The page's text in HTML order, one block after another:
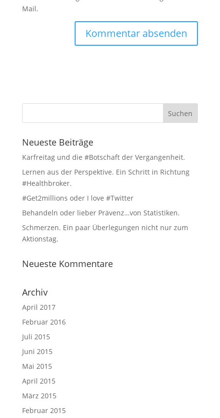
Mail.
Neueste Beiträge
Karfreitag und die #Botschaft der Vergangenheit.
Lernen aus der Perspektive. Ein Schritt in Richtung
#Healthbroker.
#Get2millions oder I love #Twitter
Behandeln oder lieber Prävenz…von Statistiken.
Schmerzen. Ein paar Überlegungen nicht nur zum
Aktionstag.
Neueste Kommentare
Archiv
April 2017
Februar 2016
Juli 2015
Juni 2015
Mai 2015
April 2015
März 2015
Februar 2015